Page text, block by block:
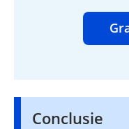
Conclusie